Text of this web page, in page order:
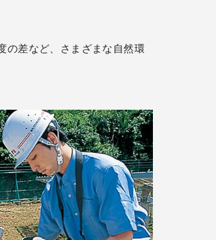
の差など、さまざまな自然環